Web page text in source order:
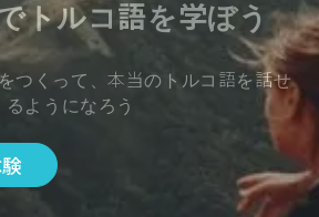
トルコ語を学ぼう
つくって、本当のトルコ語を話せ
るようになろう